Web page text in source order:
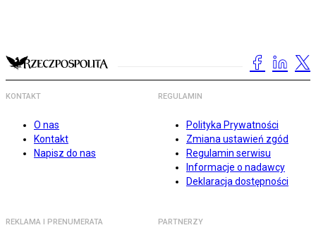
KONTAKT
O nas
Kontakt
Napisz do nas
REGULAMIN
Polityka Prywatności
Zmiana ustawień zgód
Regulamin serwisu
Informacje o nadawcy
Deklaracja dostępności
REKLAMA I PRENUMERATA PARTNERZY